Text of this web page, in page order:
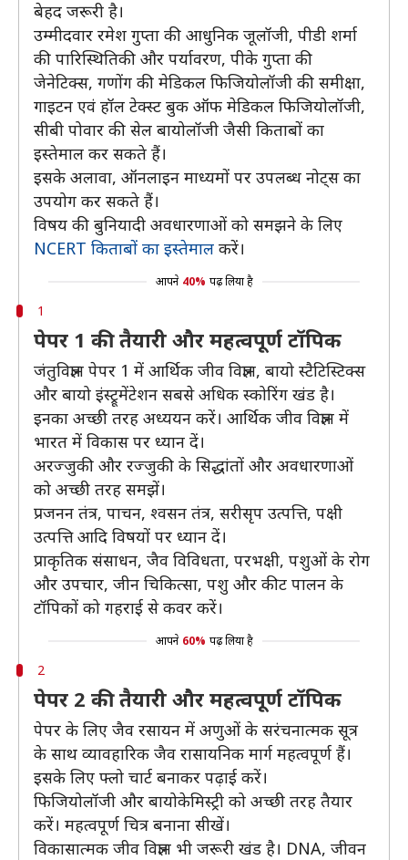
बेहद जरूरी है।
उम्मीदवार रमेश गुप्ता की आधुनिक जूलॉजी, पीडी शर्मा
की पारिस्थितिकी और पर्यावरण, पीके गुप्ता की
जेनेटिक्स, गणोंग की मेडिकल फिजियोलॉजी की समीक्षा,
गाइटन एवं हॉल टेक्स्ट बुक ऑफ मेडिकल फिजियोलॉजी,
सीबी पोवार की सेल बायोलॉजी जैसी किताबों का
इस्तेमाल कर सकते हैं।
इसके अलावा, ऑनलाइन माध्यमों पर उपलब्ध नोट्स का
उपयोग कर सकते हैं।
विषय की बुनियादी अवधारणाओं को समझने के लिए
NCERT किताबों का इस्तेमाल करें।
आपने 40% पढ़ लिया है
1
पेपर 1 की तैयारी और महत्वपूर्ण टॉपिक
जंतुविज्ञान पेपर 1 में आर्थिक जीव विज्ञान, बायो स्टैटिस्टिक्स
और बायो इंस्ट्रूमेंटेशन सबसे अधिक स्कोरिंग खंड है।
इनका अच्छी तरह अध्ययन करें। आर्थिक जीव विज्ञान में
भारत में विकास पर ध्यान दें।
अरज्जुकी और रज्जुकी के सिद्धांतों और अवधारणाओं
को अच्छी तरह समझें।
प्रजनन तंत्र, पाचन, श्वसन तंत्र, सरीसृप उत्पत्ति, पक्षी
उत्पत्ति आदि विषयों पर ध्यान दें।
प्राकृतिक संसाधन, जैव विविधता, परभक्षी, पशुओं के रोग
और उपचार, जीन चिकित्सा, पशु और कीट पालन के
टॉपिकों को गहराई से कवर करें।
आपने 60% पढ़ लिया है
2
पेपर 2 की तैयारी और महत्वपूर्ण टॉपिक
पेपर के लिए जैव रसायन में अणुओं के सरंचनात्मक सूत्र
के साथ व्यावहारिक जैव रासायनिक मार्ग महत्वपूर्ण हैं।
इसके लिए फ्लो चार्ट बनाकर पढ़ाई करें।
फिजियोलॉजी और बायोकेमिस्ट्री को अच्छी तरह तैयार
करें। महत्वपूर्ण चित्र बनाना सीखें।
विकासात्मक जीव विज्ञान भी जरूरी खंड है। DNA, जीवन